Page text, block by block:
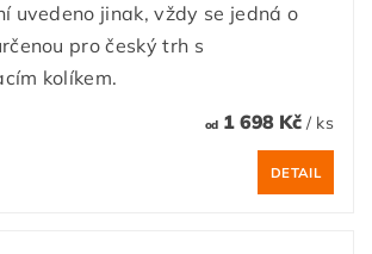
uvedeno jinak, vždy se jedná o
pro český trh s
kolíkem.
od1 698 Kč / ks
DETAIL